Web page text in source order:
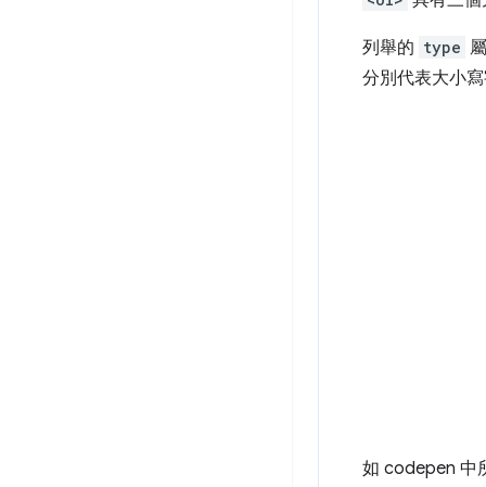
列舉的 type
分別代表大小
如 codepen 中